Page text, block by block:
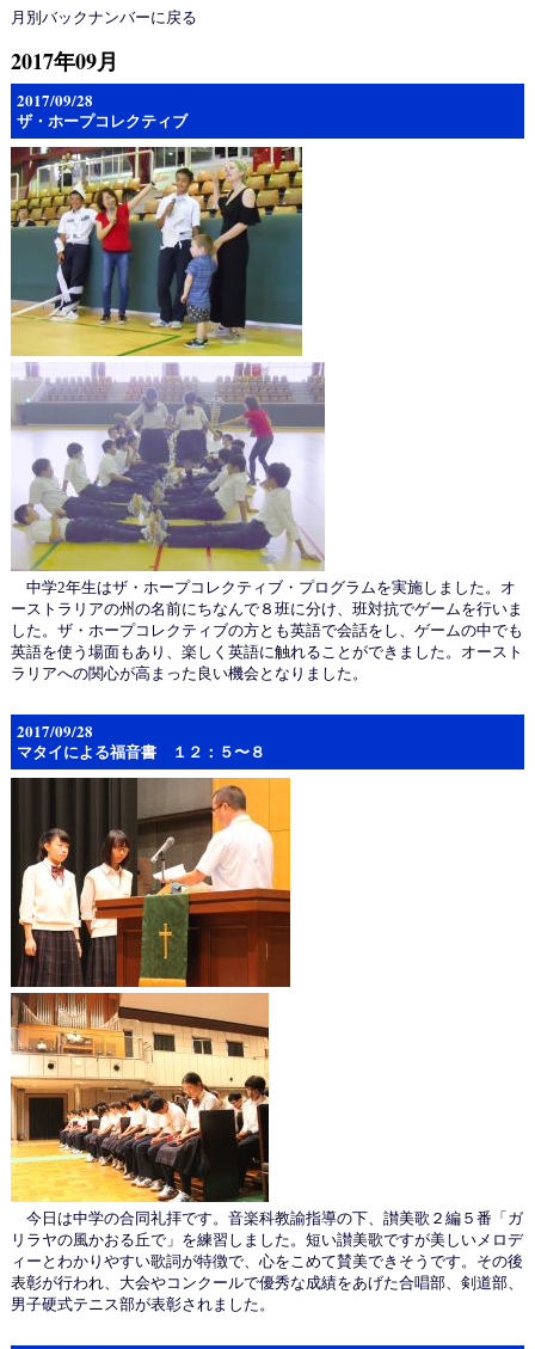
月別バックナンバーに戻る
2017年09月
2017/09/28
ザ・ホープコレクティブ
中学2年生はザ・ホープコレクティブ・プログラムを実施しました。オ
ーストラリアの州の名前にちなんで８班に分け、班対抗でゲームを行いま
した。ザ・ホープコレクティブの方とも英語で会話をし、ゲームの中でも
英語を使う場面もあり、楽しく英語に触れることができました。オースト
ラリアへの関心が高まった良い機会となりました。
2017/09/28
マタイによる福音書 １２：５〜８
今日は中学の合同礼拝です。音楽科教諭指導の下、讃美歌２編５番「ガ
リラヤの風かおる丘で」を練習しました。短い讃美歌ですが美しいメロデ
ィーとわかりやすい歌詞が特徴で、心をこめて賛美できそうです。その後
表彰が行われ、大会やコンクールで優秀な成績をあげた合唱部、剣道部、
男子硬式テニス部が表彰されました。